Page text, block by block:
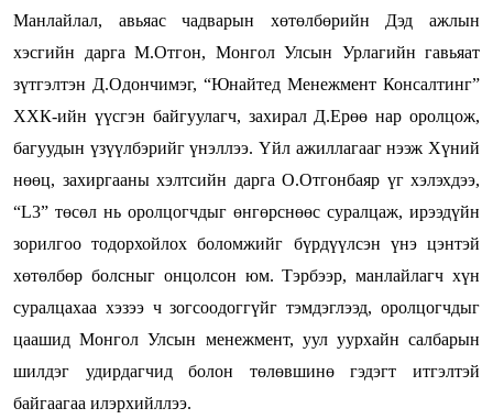
Манлайлал, авьяас чадварын хөтөлбөрийн Дэд ажлын
хэсгийн дарга М.Отгон, Монгол Улсын Урлагийн гавьяат
зүтгэлтэн Д.Одончимэг, “Юнайтед Менежмент Консалтинг”
ХХК-ийн үүсгэн байгуулагч, захирал Д.Ерөө нар оролцож,
багуудын үзүүлбэрийг үнэллээ. Үйл ажиллагааг нээж Хүний
нөөц, захиргааны хэлтсийн дарга О.Отгонбаяр үг хэлэхдээ,
“L3” төсөл нь оролцогчдыг өнгөрснөөс суралцаж, ирээдүйн
зорилгоо тодорхойлох боломжийг бүрдүүлсэн үнэ цэнтэй
хөтөлбөр болсныг онцолсон юм. Тэрбээр, манлайлагч хүн
суралцахаа хэзээ ч зогсоодоггүйг тэмдэглээд, оролцогчдыг
цаашид Монгол Улсын менежмент, уул уурхайн салбарын
шилдэг удирдагчид болон төлөвшинө гэдэгт итгэлтэй
байгаагаа илэрхийллээ.